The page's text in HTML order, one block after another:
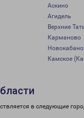
Аскино
Агидель
Верхние
Карманово
Камское
в следующие